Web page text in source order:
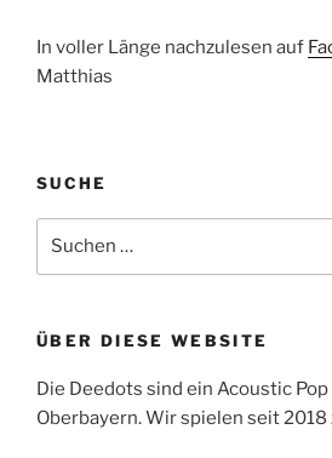
In voller Länge nachzulesen auf
Matthias
SUCHE
nach:
ÜBER DIESE WEBSITE
Die Deedots sind ein Acoustic
Oberbayern. Wir spielen seit 2018